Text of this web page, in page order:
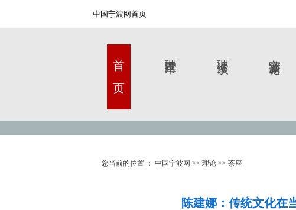
中国宁波网首页
首 页
您当前的位置 ： 中国宁波网 >> 理论 >> 茶座
陈建娜：传统文化在